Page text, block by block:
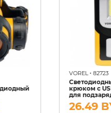
VOREL •82723
крюком с
для
26.49